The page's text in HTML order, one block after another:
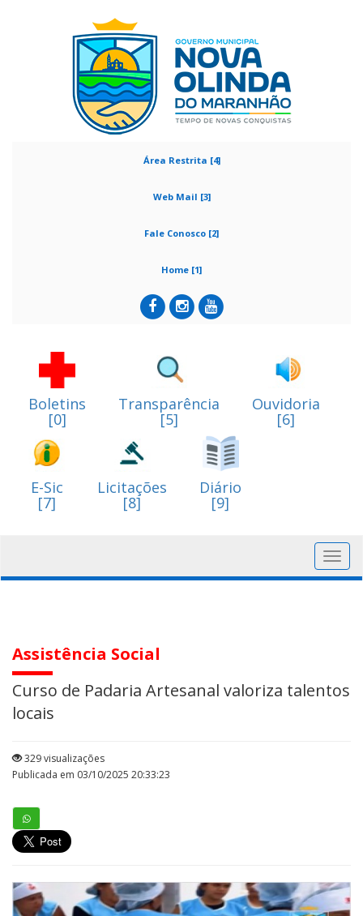
Área Restrita [4]
Web Mail [3]
Fale Conosco [2]
Home [1]
Boletins
[0]
Transparência
[5]
Ouvidoria
[6]
E-Sic
[7]
Licitações
[8]
Diário
[9]
Assistência Social
Curso de Padaria Artesanal valoriza talentos
locais
329 visualizações
Publicada em 03/10/2025 20:33:23